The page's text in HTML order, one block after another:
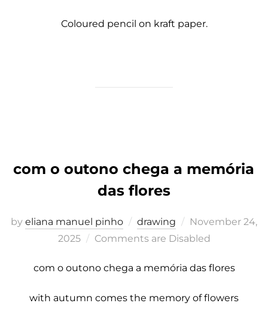
Coloured pencil on kraft paper.
com o outono chega a memória
das flores
by eliana manuel pinho drawing
Posted
on
November 24,
2025
Comments are Disabled
com o outono chega a memória das flores
with autumn comes the memory of flowers